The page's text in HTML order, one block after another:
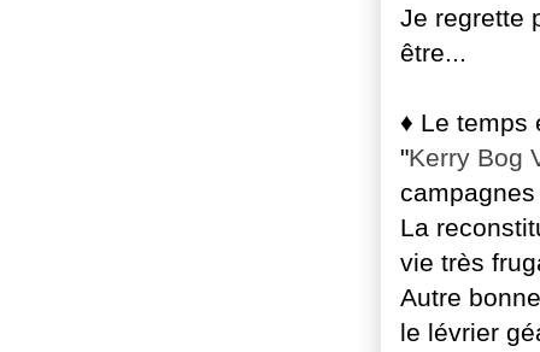
Je regrette
être...
♦ Le temps
"Kerry Bog
La
vie très
Autre
le lévrier